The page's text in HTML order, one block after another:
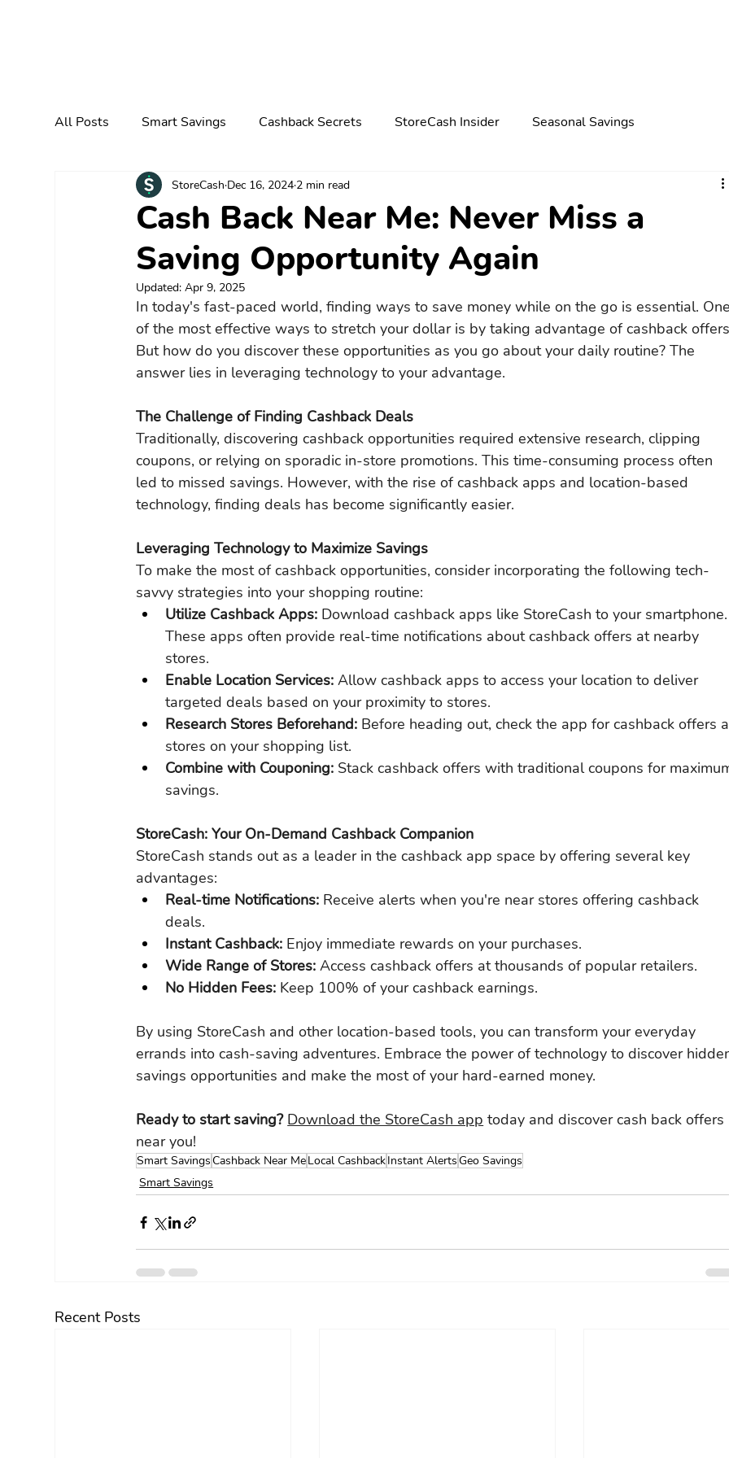
All Posts Smart Savings Cashback Secrets StoreCash Insider Seasonal Savings
Cash Back Near Me: Never Miss a
Saving Opportunity Again
StoreCash Dec 16, 2024 2 min read
Updated:Apr 9, 2025
In today's fast-paced world, finding ways to save money while on the go is essential.
of the most effective ways to stretch your dollar is by taking advantage of cashback
But how do you discover these opportunities as you go about your daily routine? The
answer lies in leveraging technology to your advantage.
The Challenge of Finding Cashback Deals
Traditionally, discovering cashback opportunities required extensive research, clipping
coupons, or relying on sporadic in-store promotions. This time-consuming process often
led to missed savings. However, with the rise of cashback apps and location-based
technology, finding deals has become significantly easier.
Leveraging Technology to Maximize Savings
To make the most of cashback opportunities, consider incorporating the following tech-
savvy strategies into your shopping routine:
Utilize Cashback Apps: Download cashback apps like StoreCash to your
These apps often provide real-time notifications about cashback offers at nearby
stores.
Enable Location Services: Allow cashback apps to access your location to deliver
targeted deals based on your proximity to stores.
Research Stores Beforehand: Before heading out, check the app for cashback offers
stores on your shopping list.
Combine with Couponing: Stack cashback offers with traditional coupons for
savings.
StoreCash: Your On-Demand Cashback Companion
StoreCash stands out as a leader in the cashback app space by offering several key
advantages:
Real-time Notifications: Receive alerts when you're near stores offering cashback
deals.
Instant Cashback: Enjoy immediate rewards on your purchases.
Wide Range of Stores: Access cashback offers at thousands of popular retailers.
No Hidden Fees: Keep 100% of your cashback earnings.
By using StoreCash and other location-based tools, you can transform your everyday
errands into cash-saving adventures. Embrace the power of technology to discover
savings opportunities and make the most of your hard-earned money.
Ready to start saving? Download the StoreCash app today and discover cash back offers
near you!
Smart SavingsCashback Near MeLocal CashbackInstant AlertsGeo Savings
Smart Savings
Recent Posts